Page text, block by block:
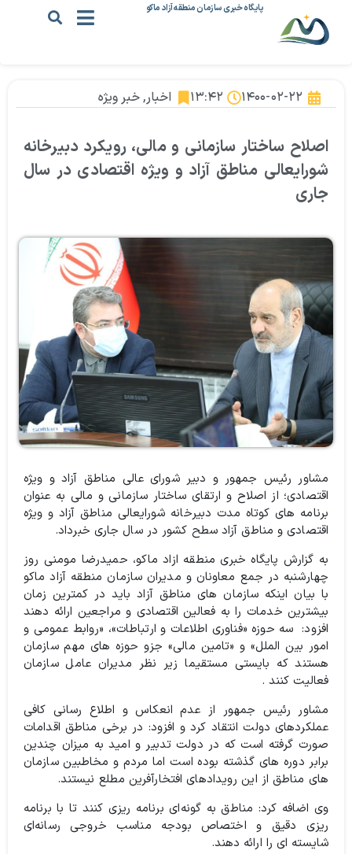
پایگاه خبری سازمان منطقه آزاد ماکو
۱۴۰۰-۰۲-۲۲ ۱۳:۴۲ اخبار,خبر ویژه
اصلاح ساختار سازمانی و مالی، رویکرد دبیرخانه
شورایعالی مناطق آزاد و ویژه اقتصادی در سال
جاری
مشاور رئیس جمهور و دبیر شورای عالی مناطق آزاد و ويژه
اقتصادی؛ از اصلاح و ارتقای ساختار سازمانی و مالی به عنوان
برنامه های کوتاه مدت دبیرخانه شورایعالی مناطق آزاد و ویژه
اقتصادی و مناطق آزاد سطح کشور در سال جاری خبرداد.
به گزارش پایگاه خبری منطقه ازاد ماکو، حمیدرضا مومنی روز
چهارشنبه در جمع معاونان و مدیران سازمان منطقه آزاد ماکو
با بیان اینکه سازمان های مناطق آزاد باید در کمترین زمان
بیشترین خدمات را به فعالین اقتصادی و مراجعین ارائه دهند
افزود: سه حوزه «فناوری اطلاعات و ارتباطات»، «روابط عمومی و
امور بین الملل» و «تامین مالی» جزو حوزه های مهم سازمان
هستند که بایستی مستقیما زیر نظر مدیران عامل سازمان
فعالیت کنند .
مشاور رئیس جمهور از عدم انعکاس و اطلاع رسانی کافی
عملکردهای دولت انتقاد کرد و افزود: در برخی مناطق اقدامات
صورت گرفته است که در دولت تدبیر و امید به میزان چندین
برابر دوره های گذشته بوده است اما مردم و مخاطبین سازمان
های مناطق از این رویدادهای افتخارآفرین مطلع نیستند.
وی اضافه کرد: مناطق به گونه‌ای برنامه ریزی کنند تا با برنامه
ریزی دقیق و اختصاص بودجه مناسب خروجی رسانه‌ای
شایسته ای را ارائه دهند.